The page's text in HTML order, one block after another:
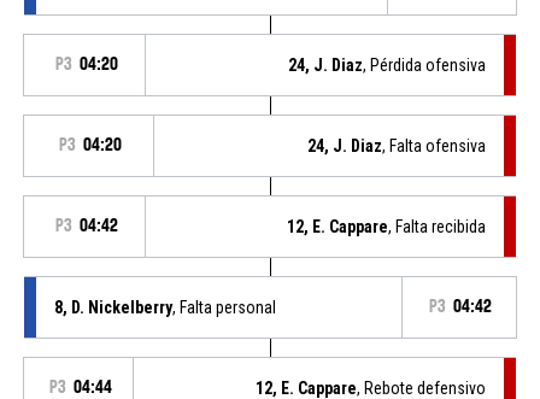
P3 04:20 24, J. Diaz, Pérdida ofensiva
P3 04:20 24, J. Diaz, Falta ofensiva
P3 04:42 12, E. Cappare, Falta recibida
8, D. Nickelberry, Falta personal P3 04:42
P3 04:44 12, E. Cappare, Rebote defensivo